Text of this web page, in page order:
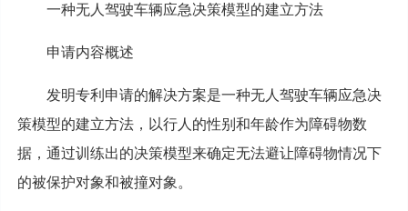
一种无人驾驶车辆应急决策模型的建立方法
申请内容概述
发明专利申请的解决方案是一种无人驾驶车辆应急决
策模型的建立方法，以行人的性别和年龄作为障碍物数
据，通过训练出的决策模型来确定无法避让障碍物情况下
的被保护对象和被撞对象。